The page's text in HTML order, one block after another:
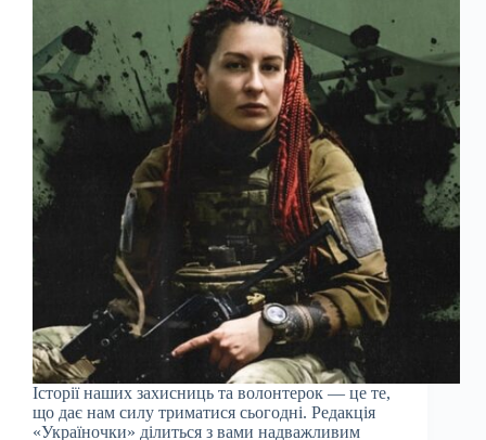
Історії наших захисниць та волонтерок — це те,
що дає нам силу триматися сьогодні. Редакція
«Україночки» ділиться з вами надважливим